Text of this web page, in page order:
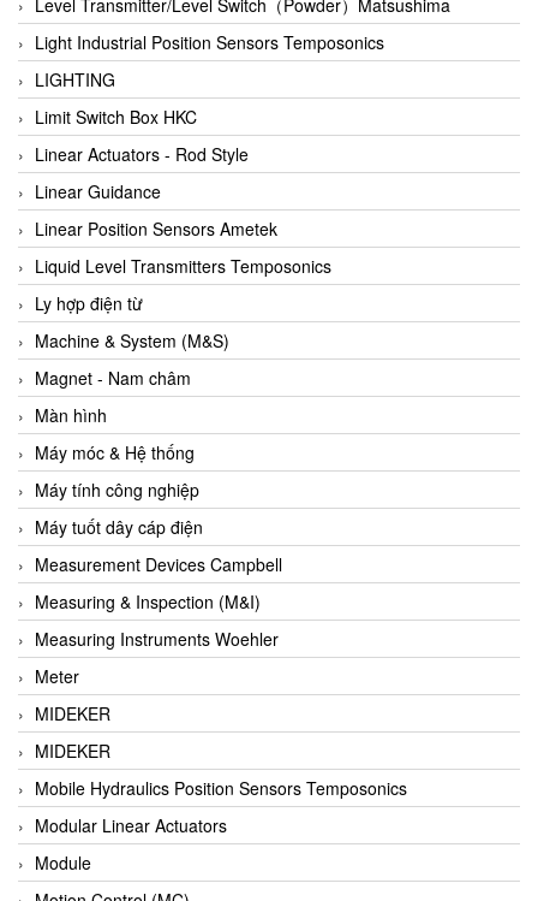
Autec
Auto Flow
Automatic valve
Aventics
Avproglobal
Axiomtek
AZBIL
B&C Electronics
B&R
Babcok wilcox
Baelz Automatic Vietnam
Bahr Modultechnik Vietnam
Balluff
BamBo Vietnam
Barel Vietnam
Barksdale
Bartec
Basco
Baumer
Baumuller Vietnam
Baykee
BBC Bircher Smart Access
BCS ITALY
Light Industrial Position Sensors Temposonics
LIGHTING
Limit Switch Box HKC
Linear Actuators - Rod Style
Linear Guidance
Linear Position Sensors Ametek
Liquid Level Transmitters Temposonics
Ly hợp điện từ
Machine & System (M&S)
Magnet - Nam châm
Màn hình
Máy móc & Hệ thống
Máy tính công nghiệp
Máy tuốt dây cáp điện
Measurement Devices Campbell
Measuring & Inspection (M&I)
Measuring Instruments Woehler
Meter
MIDEKER
MIDEKER
Mobile Hydraulics Position Sensors Temposonics
Modular Linear Actuators
Module